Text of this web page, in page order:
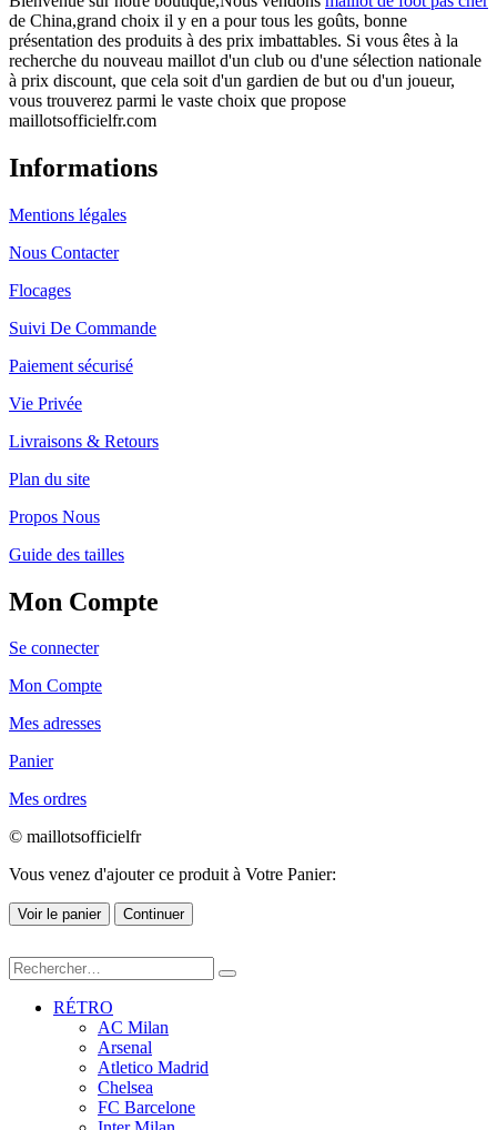
de China,grand choix il y en a pour tous les goûts, bonne
présentation des produits à des prix imbattables. Si vous êtes à la
recherche du nouveau maillot d'un club ou d'une sélection nationale
à prix discount, que cela soit d'un gardien de but ou d'un joueur,
vous trouverez parmi le vaste choix que propose
maillotsofficielfr.com
Informations
Mentions légales
Nous Contacter
Flocages
Suivi De Commande
Paiement sécurisé
Vie Privée
Livraisons & Retours
Plan du site
Propos Nous
Guide des tailles
Mon Compte
Se connecter
Mon Compte
Mes adresses
Panier
Mes ordres
© maillotsofficielfr
Vous venez d'ajouter ce produit à Votre Panier:
Voir le panier Continuer
RÉTRO
AC Milan
Arsenal
Atletico Madrid
Chelsea
FC Barcelone